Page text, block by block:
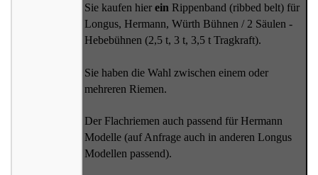
Sie kaufen hier ein Rippenband (ribbed belt) für
Longus, Hermann, Würth Bühnen / 2 Säulen -
Hebebühnen (2,5 t, 3 t, 3,5 t Tragkraft).
Sie haben die Wahl zwischen einem oder
mehreren Riemen.
Der Flachriemen auch passend für Hermann
Modelle (auf Anfrage auch in anderen Longus
Modellen passend).